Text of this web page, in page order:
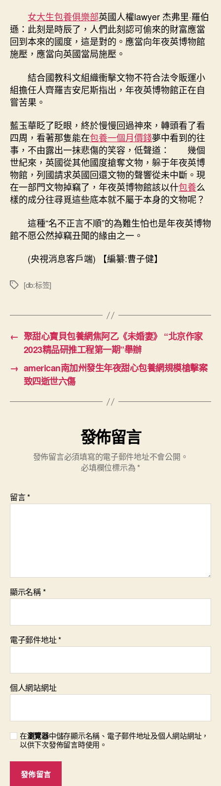
女大生包養俱樂部英國人權lawyer 杰弗里·羅伯
遜：此刻是時辰了，人們此刻認可偷來的財富應當
回到本來的國度，這是對的。應當向年夜英博物館
施壓，應當向英國當局施壓。
結合國教科文組織衝擊文物不符合法令販運小
組擔任人齊羅吉安尼斯指出，年夜英博物館正在自
嘗苦果。
藍玉華眨了眨眼，終於慢慢回過神來，轉頭看了看
四周，看著那隻能在包養一個月價錢夢中看到的往
事，不由露出一抹悲傷的笑容，低聲道： 幾個
世紀來，英國從其他國度搶奪文物，躲于年夜英博
物館，列國請求英國回還文物的聲響從未中斷。現
在一部門文物掉竊了，年夜英博物館該以什包養么
樣的成分往尋覓這些底本就不屬于本身的文物呢？
這種“名不正言不順”的為難生怕也是年夜英博物
館不愿公然掉竊丑聞的緣由之一。
(央視消息客戶端) 【編纂:曹子健】
標
[db:标签]
← 聚甜心寶貝包養網焦阿乙《未婚妻》 “北京作家
2023精品研推工程第一期”舉辦
→ american南加州發生年夜甜心包養網規模槍擊案
致四逝世六傷
發佈留言
發佈留言必須填寫的電子郵件地址不會公開。
必填欄位標示為 *
留言*
顯示名稱*
電子郵件地址*
個人網站網址
在瀏覽器中儲存顯示名稱、電子郵件地址及個人網站網址，
以供下次發佈留言時使用。